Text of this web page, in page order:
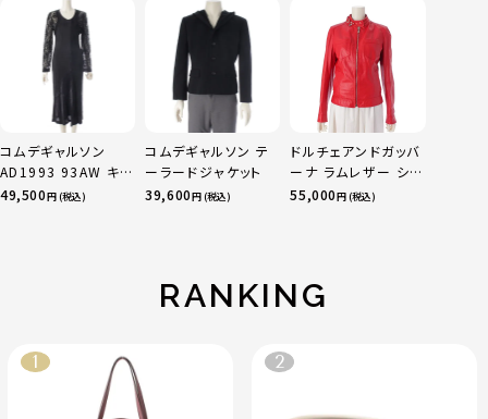
コムデギャルソン
AD1993 93AW キュ
プラ Synergy シナジ
49,500円 (税込)
コムデギャルソン テ
ーラードジャケット
39,600円 (税込)
ドルチェアンドガッバ
ーナ ラムレザー シン
グル ライダースジャ
55,000円 (税込)
RANKING